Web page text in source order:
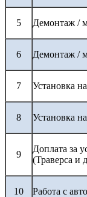
5 Демонтаж /
6 Демонтаж /
7 Установка
8 Установка
9
Доплата за
(Траверса и
10 Работа с